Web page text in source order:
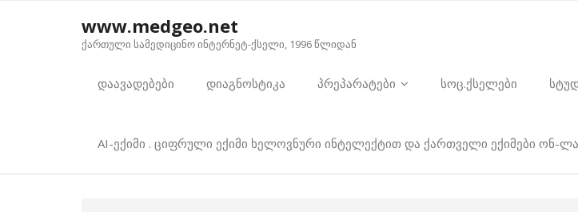
www.medgeo.net
ქართული სამედიცინო ინტერნეტ-ქსელი, 1996 წლიდან
დაავადებები დიაგნოსტიკა პრეპარატები სოც.ქსელები
AI-ექიმი . ციფრული ექიმი ხელოვნური ინტელექტით და ქართველი ექიმები ონ-